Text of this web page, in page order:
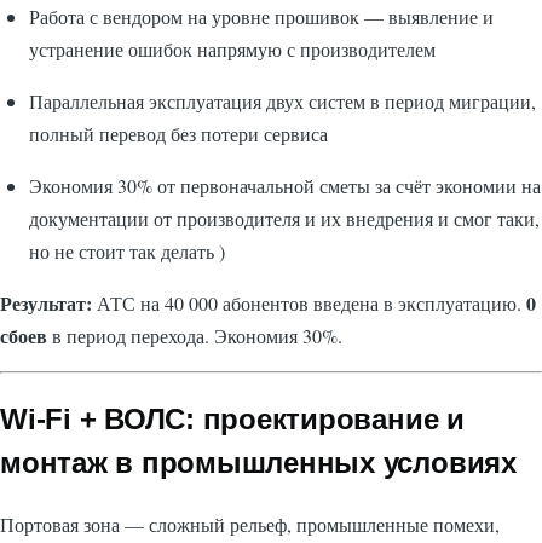
Работа с вендором на уровне прошивок — выявление и
устранение ошибок напрямую с производителем
Параллельная эксплуатация двух систем в период миграции,
полный перевод без потери сервиса
Экономия 30% от первоначальной сметы за счёт экономии на
документации от производителя и их внедрения и смог таки,
но не стоит так делать )
Результат: АТС на 40 000 абонентов введена в эксплуатацию. 0
сбоев в период перехода. Экономия 30%.
Wi-Fi + ВОЛС: проектирование и
монтаж в промышленных условиях
Портовая зона — сложный рельеф, промышленные помехи,